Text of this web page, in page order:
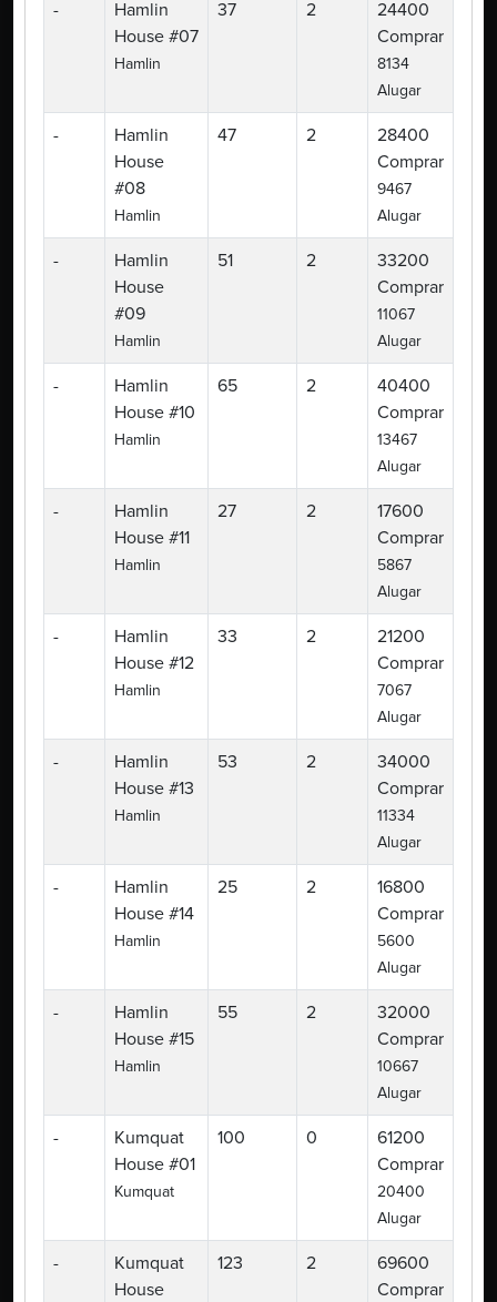
-
Hamlin
House #07
Hamlin
37 2
24400
Comprar
8134
Alugar
-
Hamlin
House
#08
Hamlin
47 2
28400
Comprar
9467
Alugar
-
Hamlin
House
#09
Hamlin
51 2
33200
Comprar
11067
Alugar
-
Hamlin
House #10
Hamlin
65 2
40400
Comprar
13467
Alugar
-
Hamlin
House #11
Hamlin
27 2
17600
Comprar
5867
Alugar
-
Hamlin
House #12
Hamlin
33 2
21200
Comprar
7067
Alugar
-
Hamlin
House #13
Hamlin
53 2
34000
Comprar
11334
Alugar
-
Hamlin
House #14
Hamlin
25 2
16800
Comprar
5600
Alugar
-
Hamlin
House #15
Hamlin
55 2
32000
Comprar
10667
Alugar
-
Kumquat
House #01
Kumquat
100 0
61200
Comprar
20400
Alugar
-
Kumquat
House
123 2
69600
Comprar